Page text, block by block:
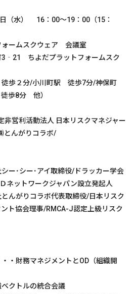
（水） 16：00～19：00（15：
ォームスクウェア 会議室
3‐21 ちよだプラットフォームスク
歩２分/小川町駅 徒歩7分/神保町
歩8分 他）
営利活動法人 日本リスクマネジャー
とんがりコラボ/
ー･シー･アイ取締役/ドラッカー学会
ネットワークジャパン設立発起人
んがりコラボ代表取締役/日本リスク
ト協会理事/RMCA-J認定上級リスク
・財務マネジメントとOD（組織開
クトルの統合会議